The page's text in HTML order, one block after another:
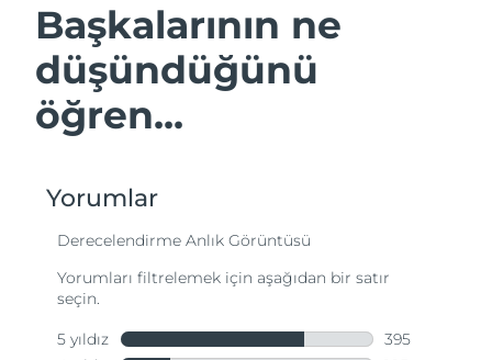
Başkalarının ne
düşündüğünü
öğren...